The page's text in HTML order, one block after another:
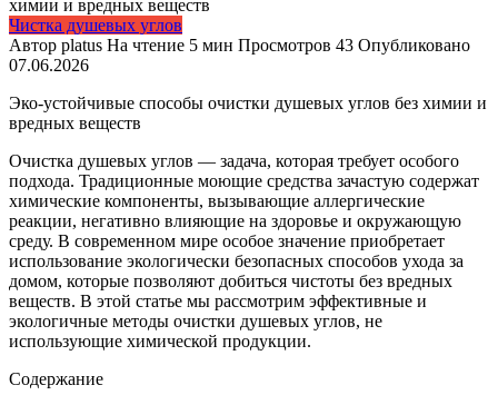
Чистка душевых углов
Автор platus На чтение 5 мин Просмотров 43 Опубликовано
07.06.2026
Эко-устойчивые способы очистки душевых углов без химии и
вредных веществ
Очистка душевых углов — задача, которая требует особого
подхода. Традиционные моющие средства зачастую содержат
химические компоненты, вызывающие аллергические
реакции, негативно влияющие на здоровье и окружающую
среду. В современном мире особое значение приобретает
использование экологически безопасных способов ухода за
домом, которые позволяют добиться чистоты без вредных
веществ. В этой статье мы рассмотрим эффективные и
экологичные методы очистки душевых углов, не
использующие химической продукции.
Содержание